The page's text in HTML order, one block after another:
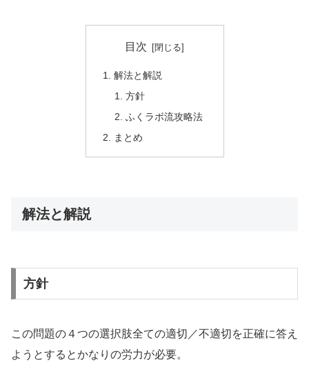
目次
解法と解説
方針
ふくラボ流攻略法
まとめ
解法と解説
方針
この問題の４つの選択肢全ての適切／不適切を正確に答え
ようとするとかなりの労力が必要。